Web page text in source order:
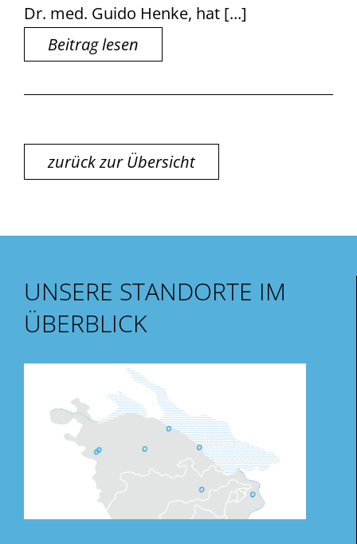
Dr. med. Guido Henke, hat [...]
Beitrag lesen
zurück zur Übersicht
UNSERE STANDORTE IM
ÜBERBLICK